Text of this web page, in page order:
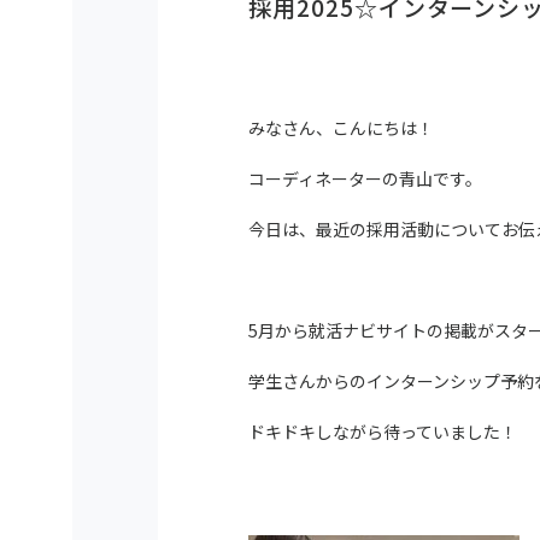
採用2025☆インターンシ
みなさん、こんにちは！
コーディネーターの青山です。
今日は、最近の採用活動についてお伝
5月から就活ナビサイトの掲載がスタ
学生さんからのインターンシップ予約
ドキドキしながら待っていました！